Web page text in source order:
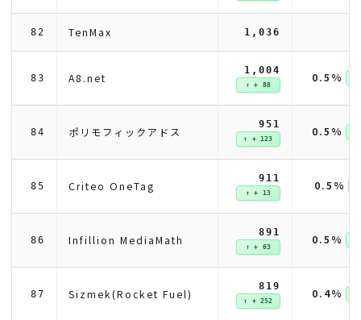
82 TenMax 1,036
83 A8.net
1,004
↑ + 88 0.5%
84 ポリモフィックアドス
951
↑ + 123 0.5%
85 Criteo OneTag
911
↑ + 13 0.5%
86 Infillion MediaMath
891
↑ + 63 0.5%
87 Sizmek(Rocket Fuel)
819
↑ + 252 0.4%